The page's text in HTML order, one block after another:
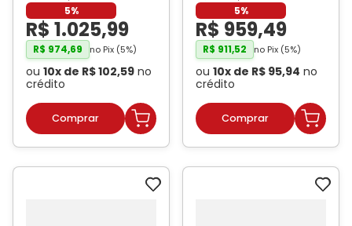
5%
R$ 1.025,99
R$ 974,69 no Pix (5%)
ou 10x de R$102,59 no
crédito
BAN
5%
R$ 959,49
R$ 911,52 no Pix (5%)
ou 10x de R$ 95,94 no
crédito